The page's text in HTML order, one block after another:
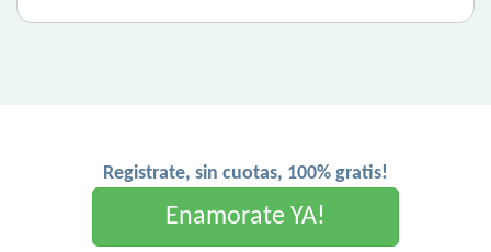
Registrate, sin cuotas, 100% gratis!
Enamorate YA!